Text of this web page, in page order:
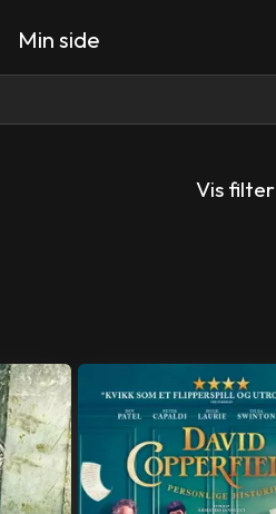
Min side
Vis filter